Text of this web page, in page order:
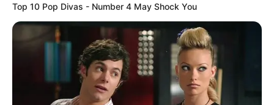
Top 10 Pop Divas - Number 4 May Shock You